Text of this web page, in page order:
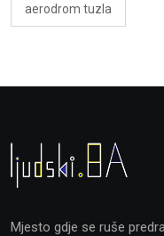
aerodrom tuzla
Mjesto gdje se ruše